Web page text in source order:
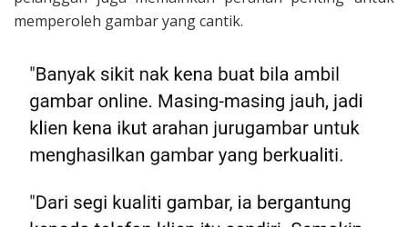
memperoleh gambar yang cantik.